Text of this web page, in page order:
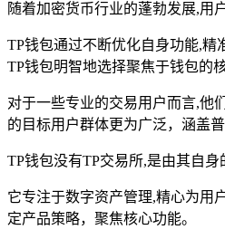
随着加密货币行业的蓬勃发展,用
TP钱包通过不断优化自身功能,精
TP钱包明智地选择聚焦于钱包的
对于一些专业的交易用户而言,他
的目标用户群体更为广泛，涵盖
TP钱包没有TP交易所,是由其自
它专注于数字资产管理,精心为用
定产品策略，聚焦核心功能。